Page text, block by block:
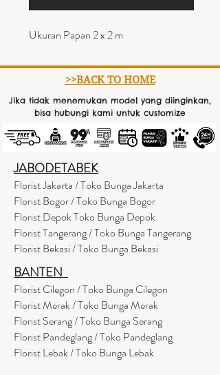
Ukuran Papan 2 x 2 m
>>BACK TO HOME
Jika tidak menemukan model yang diinginkan,
bisa hubungi kami untuk customize
JABODETABEK
Florist Jakarta / Toko Bunga Jakarta
Florist Bogor / Toko Bunga Bogor
Florist Depok Toko Bunga Depok
Florist Tangerang / Toko Bunga Tangerang
Florist Bekasi / Toko Bunga Bekasi
BANTEN
Florist Cilegon / Toko Bunga Cilegon
Florist Merak / Toko Bunga Merak
Florist Serang / Toko Bunga Serang
Florist Pandeglang / Toko Pandeglang
Florist Lebak / Toko Bunga Lebak